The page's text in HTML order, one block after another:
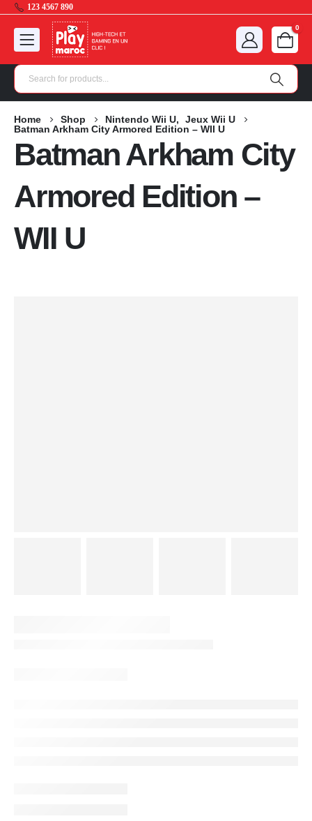
123 4567 890
0
Home Shop Nintendo Wii U,
Jeux Wii U
Batman Arkham City Armored Edition – WII U
Batman Arkham City
Armored Edition –
WII U